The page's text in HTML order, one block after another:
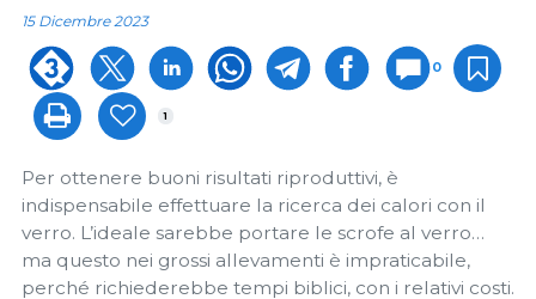
15 Dicembre 2023
0
1
Per ottenere buoni risultati riproduttivi, è
indispensabile effettuare la ricerca dei calori con il
verro. L’ideale sarebbe portare le scrofe al verro…
ma questo nei grossi allevamenti è impraticabile,
perché richiederebbe tempi biblici, con i relativi costi.